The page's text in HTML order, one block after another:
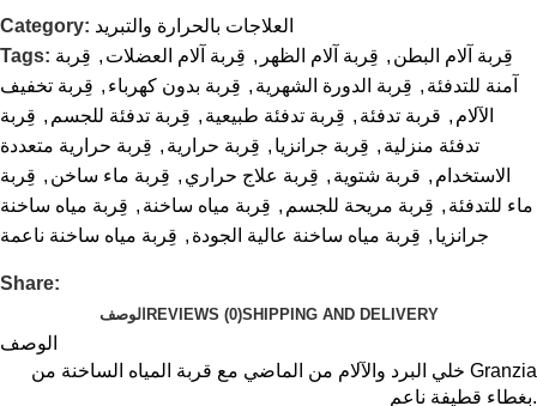
Category: العلاجات بالحرارة والتبريد
Tags:
قِربة آلام البطن , قِربة آلام الظهر , قِربة آلام العضلات , قِربة
آمنة للتدفئة , قِربة الدورة الشهرية , قِربة بدون كهرباء , قِربة تخفيف
الآلام , قربة تدفئة , قِربة تدفئة طبيعية , قِربة تدفئة للجسم , قِربة
تدفئة منزلية , قِربة جرانزيا , قِربة حرارية , قِربة حرارية متعددة
الاستخدام , قربة شتوية , قِربة علاج حراري , قِربة ماء ساخن , قِربة
ماء للتدفئة , قِربة مريحة للجسم , قِربة مياه ساخنة , قِربة مياه ساخنة
جرانزيا , قِربة مياه ساخنة عالية الجودة , قِربة مياه ساخنة ناعمة
Share:
الوصف REVIEWS (0)SHIPPING AND DELIVERY
الوصف
خلي البرد والآلام من الماضي مع قربة المياه الساخنة من Granzia
بغطاء قطيفة ناعم.